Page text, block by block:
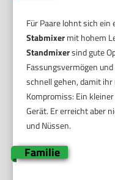
Für Paare lohnt sich
Stabmixermit hohem
Standmixersind gute
Fassungsvermögen
schnell gehen, damit
Kompromiss: Ein
Gerät. Er erreicht aber
und Nüssen.
Familie